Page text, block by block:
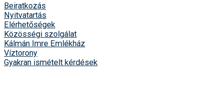
Beiratkozás
Nyitvatartás
Elérhetőségek
Közösségi szolgálat
Kálmán Imre Emlékház
Víztorony
Gyakran ismételt kérdések